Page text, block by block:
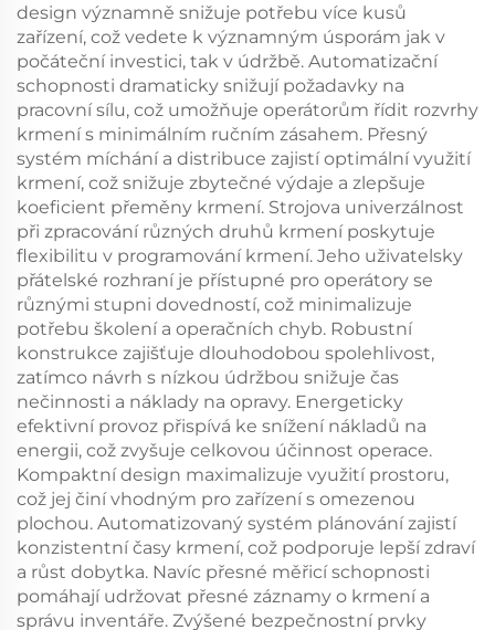
design významně snižuje potřebu více kusů
zařízení, což vedete k významným úsporám jak v
počáteční investici, tak v údržbě. Automatizační
schopnosti dramaticky snižují požadavky na
pracovní sílu, což umožňuje operátorům řídit rozvrhy
krmení s minimálním ručním zásahem. Přesný
systém míchání a distribuce zajistí optimální využití
krmení, což snižuje zbytečné výdaje a zlepšuje
koeficient přeměny krmení. Strojova univerzálnost
při zpracování různých druhů krmení poskytuje
flexibilitu v programování krmení. Jeho uživatelsky
přátelské rozhraní je přístupné pro operátory se
různými stupni dovedností, což minimalizuje
potřebu školení a operačních chyb. Robustní
konstrukce zajišťuje dlouhodobou spolehlivost,
zatímco návrh s nízkou údržbou snižuje čas
nečinnosti a náklady na opravy. Energeticky
efektivní provoz přispívá ke snížení nákladů na
energii, což zvyšuje celkovou účinnost operace.
Kompaktní design maximalizuje využití prostoru,
což jej činí vhodným pro zařízení s omezenou
plochou. Automatizovaný systém plánování zajistí
konzistentní časy krmení, což podporuje lepší zdraví
a růst dobytka. Navíc přesné měřicí schopnosti
pomáhají udržovat přesné záznamy o krmení a
správu inventáře. Zvýšené bezpečnostní prvky